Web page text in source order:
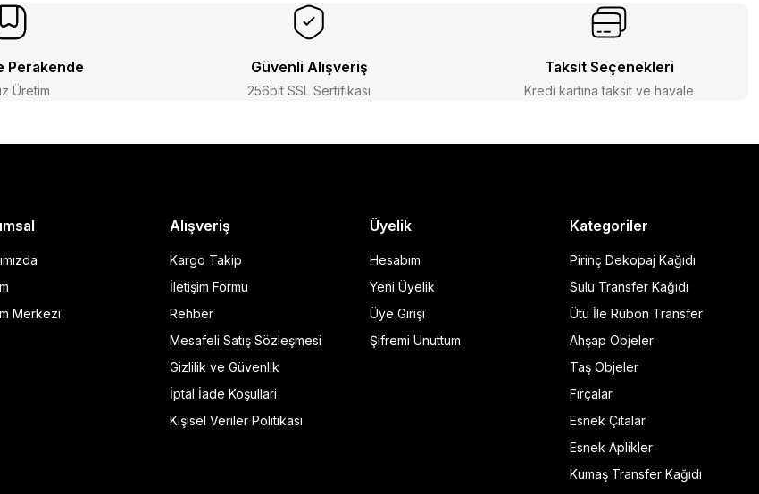
Perakende
Üretim
Güvenli Alışveriş
256bit SSL Sertifikası
Taksit Seçenekleri
Kredi kartına taksit ve havale
Merkezi
Alışveriş
Kargo Takip
İletişim Formu
Rehber
Mesafeli Satış Sözleşmesi
Gizlilik ve Güvenlik
İptal İade Koşullari
Kişisel Veriler Politikası
Üyelik
Hesabım
Yeni Üyelik
Üye Girişi
Şifremi Unuttum
Kategoriler
Pirinç Dekopaj Kağıdı
Sulu Transfer Kağıdı
Ütü İle Rubon Transfer
Ahşap Objeler
Taş Objeler
Fırçalar
Esnek Çıtalar
Esnek Aplikler
Kumaş Transfer Kağıdı